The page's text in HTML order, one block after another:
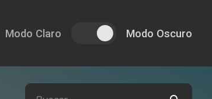
Modo Claro Modo Oscuro